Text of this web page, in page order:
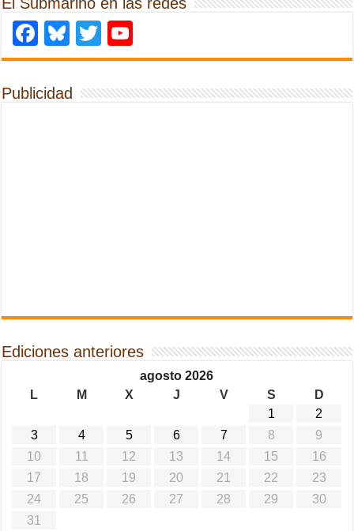
Facebook
Bluesky
Twitter
Publicidad
Ediciones anteriores
agosto 2026
L
M X J V S
D
1
2
3
4 5 6 7 8
9
10
11 12 13 14 15
16
17
18 19 20 21 22
23
24
25 26 27 28 29
30
31